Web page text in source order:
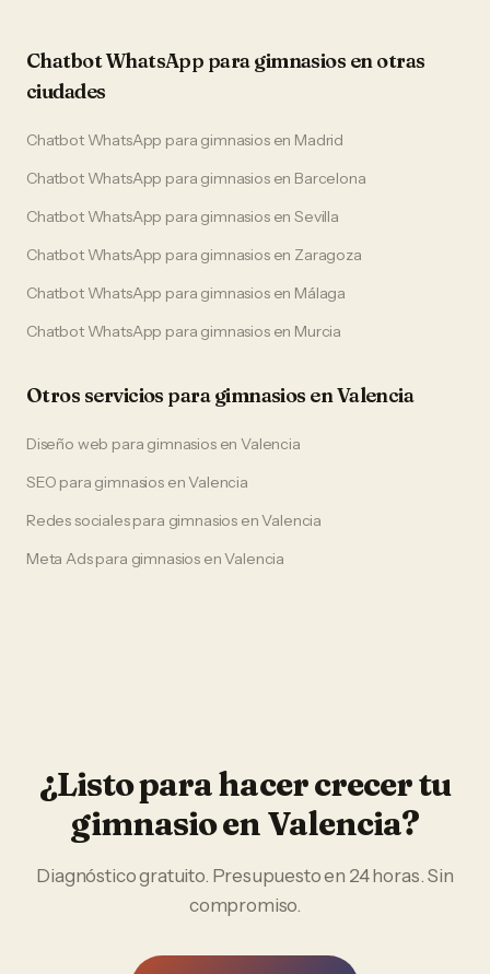
Chatbot WhatsApp paragimnasios en otras
ciudades
Chatbot WhatsApp para gimnasiosen Madrid
Chatbot WhatsApp para gimnasiosen Barcelona
Chatbot WhatsApp para gimnasiosenSevilla
Chatbot WhatsApp para gimnasiosen Zaragoza
Chatbot WhatsApp para gimnasiosen Málaga
Chatbot WhatsApp para gimnasiosen Murcia
Otros servicios paragimnasios enValencia
Diseño web para gimnasiosenValencia
SEO para gimnasiosenValencia
Redes socialespara gimnasios enValencia
Meta Adspara gimnasios enValencia
¿Listo para hacer crecer tu
gimnasioenValencia?
Diagnóstico gratuito. Presupuesto en 24 horas. Sin
compromiso.